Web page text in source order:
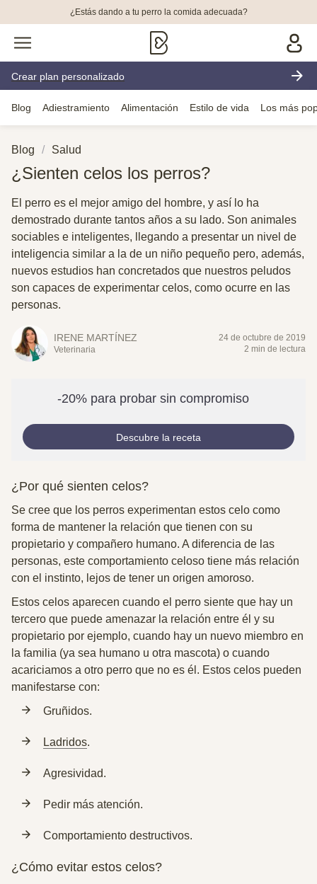
¿Estás dando a tu perro la comida adecuada?
Crear plan personalizado
Blog Adiestramiento Alimentación Estilo de vida Los más
Blog Salud
¿Sienten celos los perros?
El perro es el mejor amigo del hombre, y así lo ha
demostrado durante tantos años a su lado. Son animales
sociables e inteligentes, llegando a presentar un nivel de
inteligencia similar a la de un niño pequeño pero, además,
nuevos estudios han concretados que nuestros peludos
son capaces de experimentar celos, como ocurre en las
personas.
IRENE MARTÍNEZ
Veterinaria
24 de octubre de 2019
2 min de lectura
-20% para probar sin compromiso
Descubre la receta
¿Por qué sienten celos?
Se cree que los perros experimentan estos celo como
forma de mantener la relación que tienen con su
propietario y compañero humano. A diferencia de las
personas, este comportamiento celoso tiene más relación
con el instinto, lejos de tener un origen amoroso.
Estos celos aparecen cuando el perro siente que hay un
tercero que puede amenazar la relación entre él y su
propietario por ejemplo, cuando hay un nuevo miembro en
la familia (ya sea humano u otra mascota) o cuando
acariciamos a otro perro que no es él. Estos celos pueden
manifestarse con:
Gruñidos.
Ladridos.
Agresividad.
Pedir más atención.
Comportamiento destructivos.
¿Cómo evitar estos celos?